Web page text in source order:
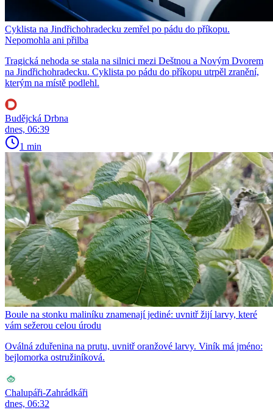
Cyklista na Jindřichohradecku zemřel po pádu do příkopu.
Nepomohla ani přilba
Tragická nehoda se stala na silnici mezi Deštnou a Novým Dvorem
na Jindřichohradecku. Cyklista po pádu do příkopu utrpěl zranění,
kterým na místě podlehl.
Budějcká Drbna
dnes, 06:39
1 min
Boule na stonku maliníku znamenají jediné: uvnitř žijí larvy, které
vám sežerou celou úrodu
Oválná zduřenina na prutu, uvnitř oranžové larvy. Viník má jméno:
bejlomorka ostružiníková.
Chalupáři-Zahrádkáři
dnes, 06:32